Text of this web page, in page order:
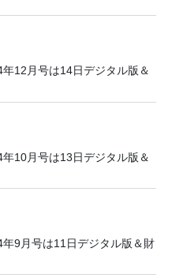
年12月号は14日デジタル版＆
年10月号は13日デジタル版＆
年9月号は11日デジタル版＆財